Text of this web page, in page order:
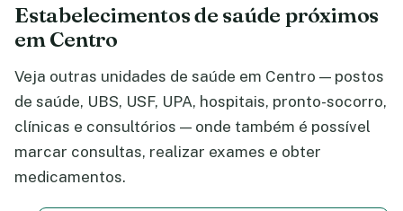
Estabelecimentos de saúde próximos
em Centro
Veja outras unidades de saúde em Centro — postos
de saúde, UBS, USF, UPA, hospitais, pronto-socorro,
clínicas e consultórios — onde também é possível
marcar consultas, realizar exames e obter
medicamentos.